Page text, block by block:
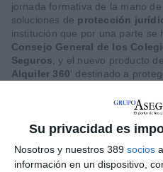
Su privacidad es
Nosotros y nuestros 389 socios
información en un dispositivo,
jornada formativa de la mano de
soluciones de protección
institución que por una parte se
Consejo General de los
Seguros, y el nuevo producto
Alquiler 360' destinado a
arrendamiento de inmuebles.
Sobre la primera se señaló
desarrollada específicamente
mediadores de seguros y que
seguro obligatorio. Entre sus